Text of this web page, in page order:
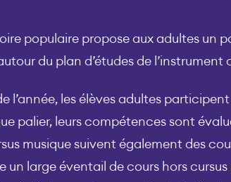
populaire propose aux adultes un
du plan d’études de l’instrument
l’année, les élèves adultes
palier, leurs compétences sont
musique suivent également des
un large éventail de cours hors